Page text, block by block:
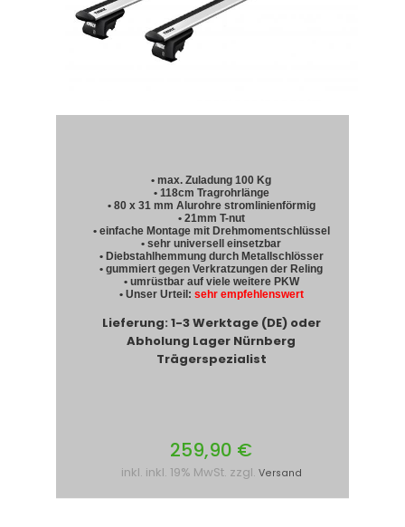
• max. Zuladung 100 Kg
• 118cm Tragrohrlänge
• 80 x 31 mm Alurohre stromlinienförmig
• 21mm T-nut
• einfache Montage mit Drehmomentschlüssel
• sehr universell einsetzbar
• Diebstahlhemmung durch Metallschlösser
• gummiert gegen Verkratzungen der Reling
• umrüstbar auf viele weitere PKW
• Unser Urteil: sehr empfehlenswert
Lieferung: 1-3 Werktage (DE) oder
Abholung Lager Nürnberg
Trägerspezialist
259,90 €
inkl. inkl. 19% MwSt. zzgl. Versand